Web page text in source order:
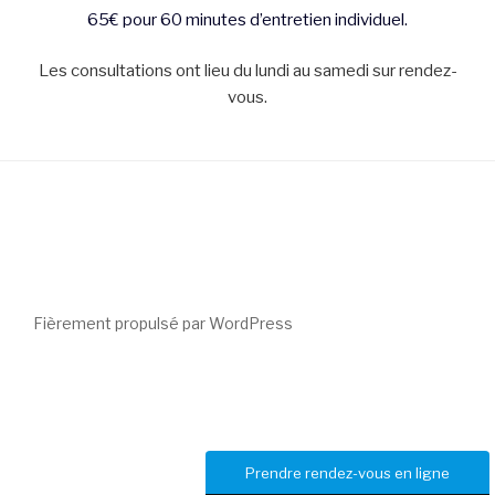
65€ pour 60 minutes d’entretien individuel.
Les consultations ont lieu du lundi au samedi sur rendez-
vous.
Prendre rendez-vous en ligne
Fièrement propulsé par WordPress